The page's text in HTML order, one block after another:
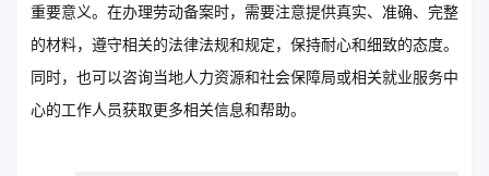
重要意义。在办理劳动备案时，需要注意提供真实、准确、完整
的材料，遵守相关的法律法规和规定，保持耐心和细致的态度。
同时，也可以咨询当地人力资源和社会保障局或相关就业服务中
心的工作人员获取更多相关信息和帮助。